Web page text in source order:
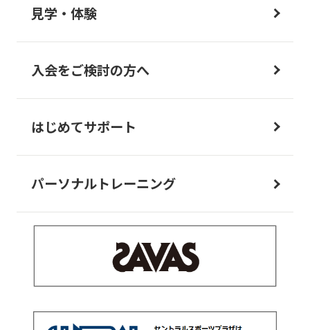
見学・体験
入会をご検討の方へ
はじめてサポート
パーソナルトレーニング